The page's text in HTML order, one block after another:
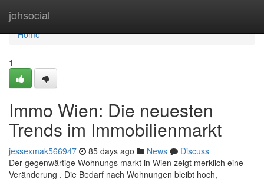
johsocial
Home
Home
1
Immo Wien: Die neuesten
Trends im Immobilienmarkt
jessexmak566947 85 days ago News
Discuss
Der gegenwärtige Wohnungs markt in Wien zeigt merklich eine
Veränderung . Die Bedarf nach Wohnungen bleibt hoch,